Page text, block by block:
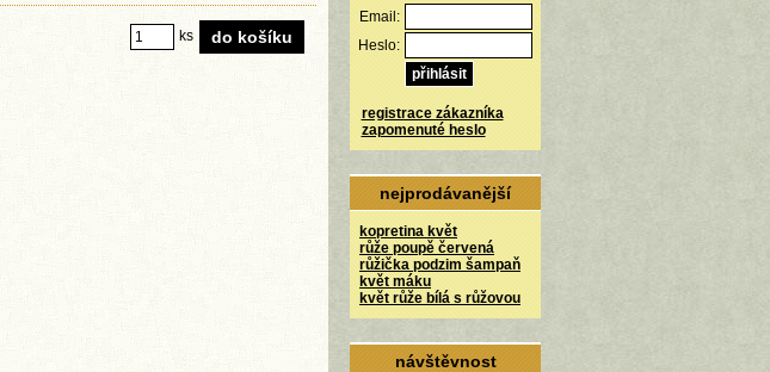
Email:
Heslo:
registrace zákazníka
zapomenuté heslo
nejprodávanější
kopretina květ
růže poupě červená
růžička podzim šampaň
květ máku
květ růže bílá s růžovou
návštěvnost
ks